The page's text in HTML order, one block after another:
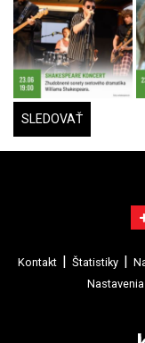
SLEDOVAŤ
Kontakt Štatistiky